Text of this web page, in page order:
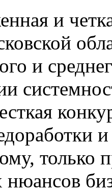
и
и
только
нюансов